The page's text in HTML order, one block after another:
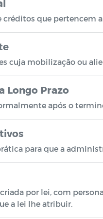
créditos que pertencem
cuja mobilização ou
Longo Prazo
após o
para que a
por lei, com
a lei lhe atribuir.